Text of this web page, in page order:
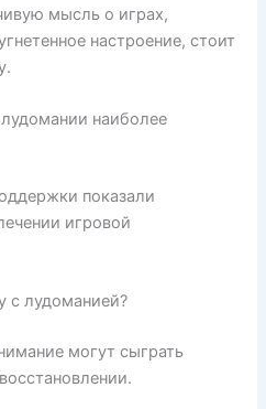
мысль о играх,
настроение, стоит
наиболее
показали
игровой
с лудоманией?
могут сыграть